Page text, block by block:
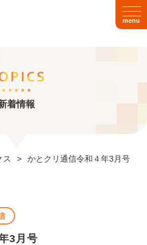
TOP
ニック紹介
着情報
ス かとクリ通信令和４年3月号
3月号